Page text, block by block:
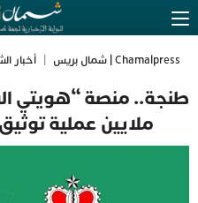
Chamalpress | شمال بريس أخبار
ملايين عملية